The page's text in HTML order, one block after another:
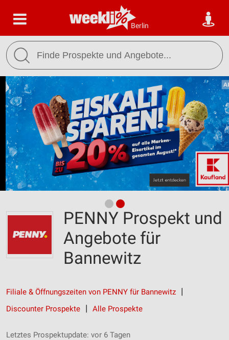
Berlin
PENNY Prospekt und
Angebote für
Bannewitz
Filiale & Öffnungszeiten von PENNY für Bannewitz
Discounter Prospekte
Alle Prospekte
Letztes Prospektupdate: vor 6 Tagen